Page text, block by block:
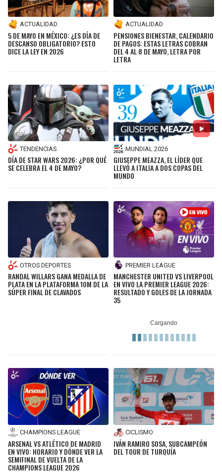
ACTUALIDAD
5 DE MAYO EN MÉXICO: ¿ES DÍA DE
DESCANSO OBLIGATORIO? ESTO
DICE LA LEY EN 2026
ACTUALIDAD
PENSIONES BIENESTAR, CALENDARIO
DE PAGOS: ESTAS LETRAS COBRAN
DEL 4 AL 8 DE MAYO, LETRA POR
LETRA
TENDENCIAS
DÍA DE STAR WARS 2026: ¿POR QUÉ
SE CELEBRA EL 4 DE MAYO?
MUNDIAL 2026
GIUSEPPE MEAZZA, EL LÍDER QUE
LLEVÓ A ITALIA A DOS COPAS DEL
MUNDO
OTROS DEPORTES
RANDAL WILLARS GANA MEDALLA DE
PLATA EN LA PLATAFORMA 10M DE LA
SÚPER FINAL DE CLAVADOS
PREMIER LEAGUE
MANCHESTER UNITED VS LIVERPOOL
EN VIVO LA PREMIER LEAGUE 2026:
RESULTADO Y GOLES DE LA JORNADA
35
CHAMPIONS LEAGUE
ARSENAL VS ATLÉTICO DE MADRID
EN VIVO: HORARIO Y DÓNDE VER LA
SEMIFINAL DE VUELTA DE LA
CHAMPIONS LEAGUE 2026
CICLISMO
IVÁN RAMIRO SOSA, SUBCAMPEÓN
DEL TOUR DE TURQUÍA